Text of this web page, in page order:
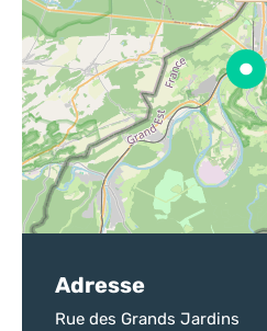
Adresse
Rue des Grands Jardins